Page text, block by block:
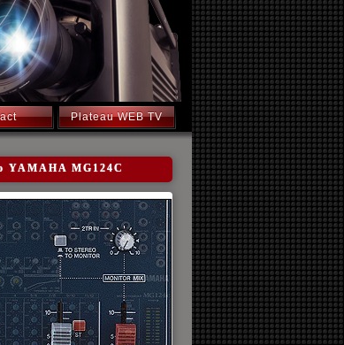
Plateau WEB TV
MG124C